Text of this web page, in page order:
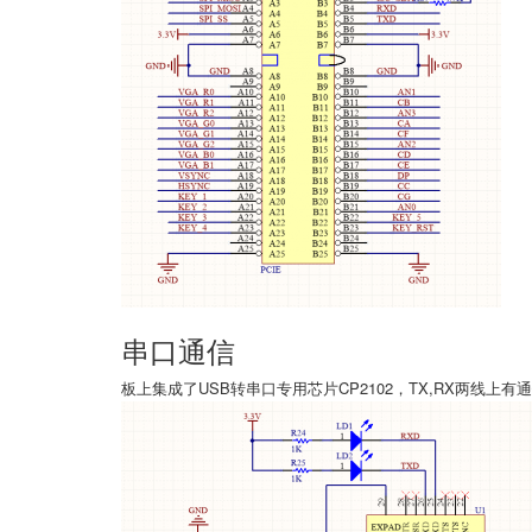
串口通信
板上集成了USB转串口专用芯片CP2102，TX,RX两线上有通